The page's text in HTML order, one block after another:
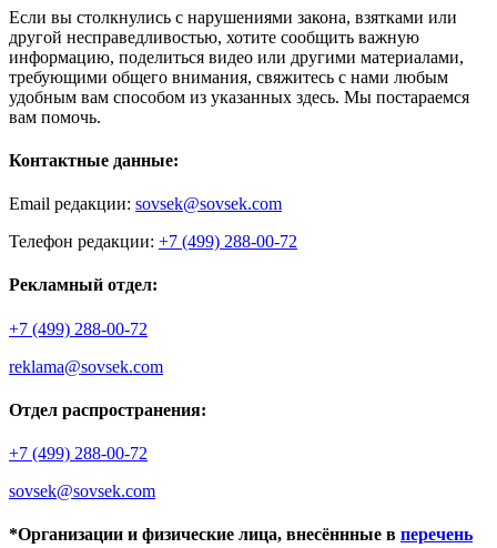
Если вы столкнулись с нарушениями закона, взятками или
другой несправедливостью, хотите сообщить важную
информацию, поделиться видео или другими материалами,
требующими общего внимания, свяжитесь с нами любым
удобным вам способом из указанных здесь. Мы постараемся
вам помочь.
Контактные данные:
Email редакции: sovsek@sovsek.com
Телефон редакции: +7 (499) 288-00-72
Рекламный отдел:
+7 (499) 288-00-72
reklama@sovsek.com
Отдел распространения:
+7 (499) 288-00-72
sovsek@sovsek.com
*Организации и физические лица, внесённные в перечень